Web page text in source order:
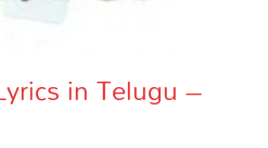
in Telugu –